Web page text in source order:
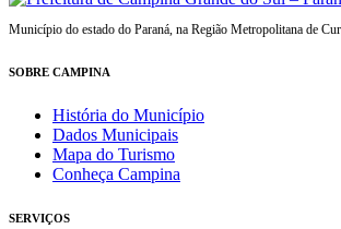
Município do estado do Paraná, na Região Metropolitana de
SOBRE CAMPINA
História do Município
Dados Municipais
Mapa do Turismo
Conheça Campina
SERVIÇOS